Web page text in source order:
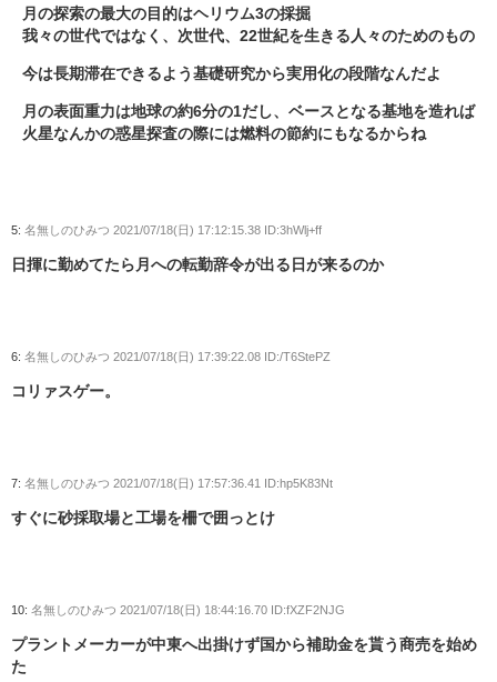
月の探索の最大の目的はヘリウム3の採掘
我々の世代ではなく、次世代、22世紀を生きる人々のためのもの
今は長期滞在できるよう基礎研究から実用化の段階なんだよ
月の表面重力は地球の約6分の1だし、ベースとなる基地を造れば
火星なんかの惑星探査の際には燃料の節約にもなるからね
5: 名無しのひみつ 2021/07/18(日) 17:12:15.38 ID:3hWlj+ff
日揮に勤めてたら月への転勤辞令が出る日が来るのか
6: 名無しのひみつ 2021/07/18(日) 17:39:22.08 ID:/T6StePZ
コリァスゲー。
7: 名無しのひみつ 2021/07/18(日) 17:57:36.41 ID:hp5K83Nt
すぐに砂採取場と工場を柵で囲っとけ
10: 名無しのひみつ 2021/07/18(日) 18:44:16.70 ID:fXZF2NJG
プラントメーカーが中東へ出掛けず国から補助金を貰う商売を始め
た